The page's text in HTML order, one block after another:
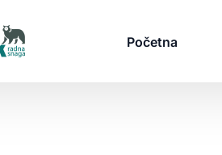
Početna